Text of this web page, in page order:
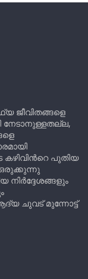
ജീവിതങ്ങളെ
നേടാനുള്ളതല്ല,
കഴിവിന്‍റെ പുതിയ
ഒരുക്കുന്നു
ചുവട് മുന്നോട്ട്